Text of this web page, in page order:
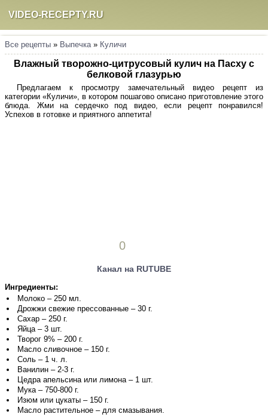
VIDEO-RECEPTY.RU
Все рецепты » Выпечка» Куличи
Влажный творожно-цитрусовый кулич на Пасху с
белковой глазурью
Предлагаем к просмотру замечательный видео рецепт из
категории «Куличи», в котором пошагово описано приготовление этого
блюда. Жми на сердечко под видео, если рецепт понравился!
Успехов в готовке и приятного аппетита!
0
Канал на RUTUBE
Ингредиенты:
Молоко – 250 мл.
Дрожжи свежие прессованные – 30 г.
Сахар – 250 г.
Яйца – 3 шт.
Творог 9% – 200 г.
Масло сливочное – 150 г.
Соль – 1 ч. л.
Ванилин – 2-3 г.
Цедра апельсина или лимона – 1 шт.
Мука – 750-800 г.
Изюм или цукаты – 150 г.
Масло растительное – для смазывания.